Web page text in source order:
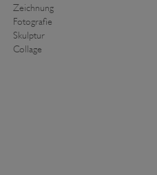
Zeichnung
Fotografie
Skulptur
Collage